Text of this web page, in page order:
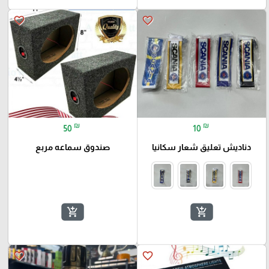
favorite_border
10 ₪
دناديش تعليق شعار سكانيا
add_shopping_cart
favorite_border
50 ₪
صندوق سماعه مربع
add_shopping_cart
favorite_border
favorite_border